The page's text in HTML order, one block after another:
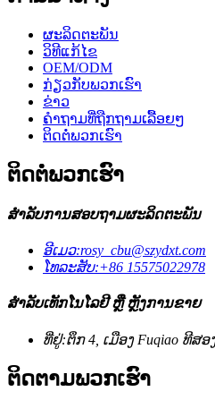
ຜະລິດຕະພັນ
ວິທີແກ້ໄຂ
OEM/ODM
ກ່ຽວກັບພວກເຮົາ
ຂ່າວ
ຄຳຖາມທີ່ຖືກຖາມເລື້ອຍໆ
ຕິດຕໍ່ພວກເຮົາ
ຕິດຕໍ່ພວກເຮົາ
ສຳລັບການສອບຖາມຜະລິດຕະພັນ
ອີເມວ:rosy_cbu@szydxt.com
ໂທລະສັບ:+86 15575022978
ສຳລັບເທັກໂນໂລຢີ ຫຼື ຫຼັງການຂາຍ
ທີ່ຢູ່:ຕຶກ 4, ເມືອງ Fuqiao ທີສອ
ຕິດຕາມພວກເຮົາ